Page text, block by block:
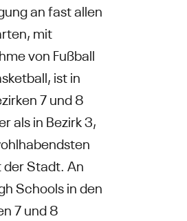
an fast allen
mit
von Fußball
ist in
7 und 8
als in Bezirk 3,
der Stadt. An
Schools in den
7 und 8